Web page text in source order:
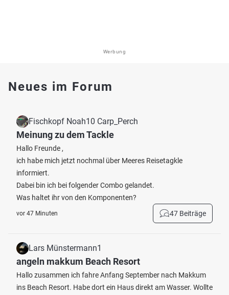
Werbung
Neues im Forum
Fischkopf Noah10 Carp_Perch
Meinung zu dem Tackle
Hallo Freunde ,
ich habe mich jetzt nochmal über Meeres Reisetagkle
informiert.
Dabei bin ich bei folgender Combo gelandet.
Was haltet ihr von den Komponenten?
vor 47 Minuten 47 Beiträge
Lars Münstermann1
angeln makkum Beach Resort
Hallo zusammen ich fahre Anfang September nach Makkum
ins Beach Resort. Habe dort ein Haus direkt am Wasser. Wollte